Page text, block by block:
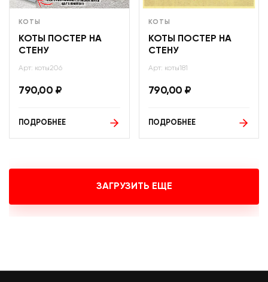
КОТЫ
КОТЫ ПОСТЕР НА
СТЕНУ
Арт: коты206
790,00 ₽
ПОДРОБНЕЕ
КОТЫ
КОТЫ ПОСТЕР НА
СТЕНУ
Арт: коты181
790,00 ₽
ПОДРОБНЕЕ
ЗАГРУЗИТЬ ЕЩЕ